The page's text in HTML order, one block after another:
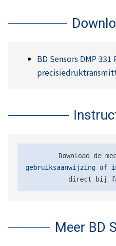
BD Sensors DMP 331
gebruiksaanwijzing of
direct bij
Meer BD